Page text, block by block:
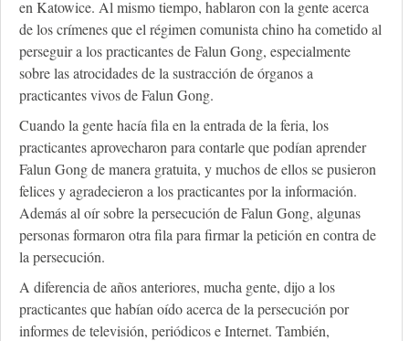
en Katowice. Al mismo tiempo, hablaron con la gente acerca
de los crímenes que el régimen comunista chino ha cometido al
perseguir a los practicantes de Falun Gong, especialmente
sobre las atrocidades de la sustracción de órganos a
practicantes vivos de Falun Gong.
Cuando la gente hacía fila en la entrada de la feria, los
practicantes aprovecharon para contarle que podían aprender
Falun Gong de manera gratuita, y muchos de ellos se pusieron
felices y agradecieron a los practicantes por la información.
Además al oír sobre la persecución de Falun Gong, algunas
personas formaron otra fila para firmar la petición en contra de
la persecución.
A diferencia de años anteriores, mucha gente, dijo a los
practicantes que habían oído acerca de la persecución por
informes de televisión, periódicos e Internet. También,